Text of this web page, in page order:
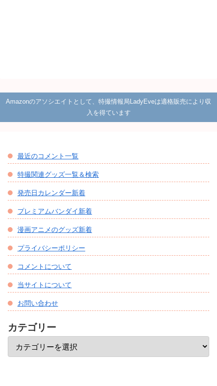
Amazonのアソシエイトとして、特撮情報局LadyEveは適格販売により収
入を得ています
最近のコメント一覧
特撮関連グッズ一覧＆検索
発売日カレンダー新着
プレミアムバンダイ新着
漫画アニメのグッズ新着
プライバシーポリシー
コメントについて
当サイトについて
お問い合わせ
カテゴリー